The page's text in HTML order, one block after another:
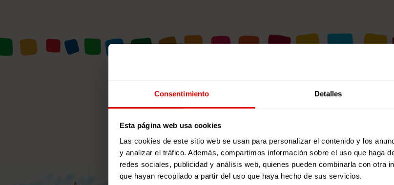
Consentimiento Detalles
Esta página web usa cookies
Las cookies de este sitio web se usan para personalizar el contenido y los
y analizar el tráfico. Además, compartimos información sobre el uso que haga
redes sociales, publicidad y análisis web, quienes pueden combinarla con otra
que hayan recopilado a partir del uso que haya hecho de sus servicios.
RECURSOS